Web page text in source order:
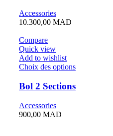
Accessories
10.300,00 MAD
Compare
Quick view
Add to wishlist
Choix des options
Bol 2 Sections
Accessories
900,00 MAD